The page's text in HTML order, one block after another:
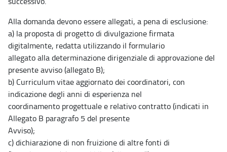
Alla domanda devono essere allegati, a pena di esclusione:
a) la proposta di progetto di divulgazione firmata
digitalmente, redatta utilizzando il formulario
allegato alla determinazione dirigenziale di approvazione del
presente avviso (allegato B);
b) Curriculum vitae aggiornato dei coordinatori, con
indicazione degli anni di esperienza nel
coordinamento progettuale e relativo contratto (indicati in
Allegato B paragrafo 5 del presente
Avviso);
c) dichiarazione di non fruizione di altre fonti di